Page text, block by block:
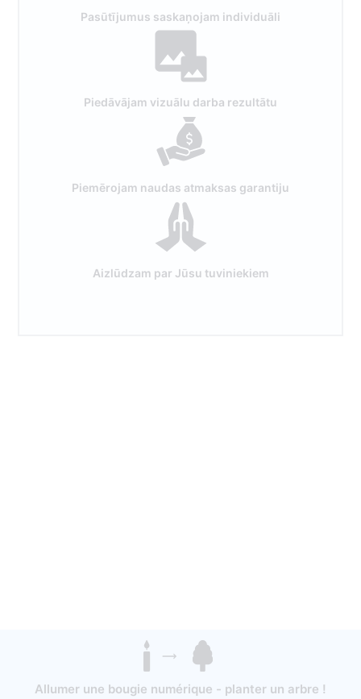
Pasūtījumus saskaņojam individuāli
Piedāvājam vizuālu darba rezultātu
Piemērojam naudas atmaksas garantiju
Aizlūdzam par Jūsu tuviniekiem
Allumer une bougie numérique - planter un arbre !